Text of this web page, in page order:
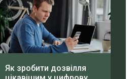
Як зробити дозвілля